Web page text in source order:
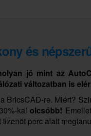
és
jó mint az
változatban is
BricsCAD-re. Miért?
kalolcsóbb!
perc alatt